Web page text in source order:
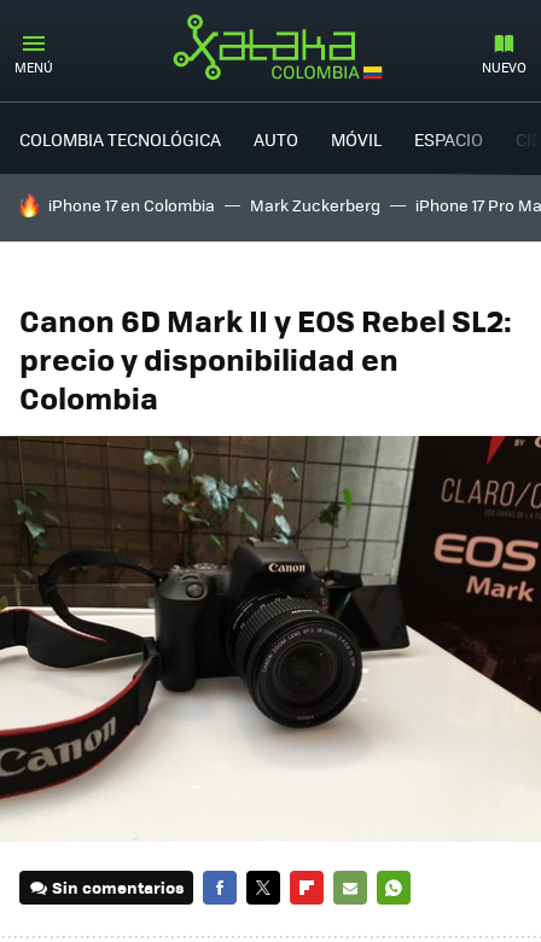
MENÚ NUEVO
COLOMBIA TECNOLÓGICA AUTO MÓVIL ESPACIO
HOY SE HABLA DE
iPhone 17 en Colombia Mark Zuckerberg iPhone 17 Pro
Canon 6D Mark II y EOS Rebel SL2:
precio y disponibilidad en
Colombia
Sin comentarios